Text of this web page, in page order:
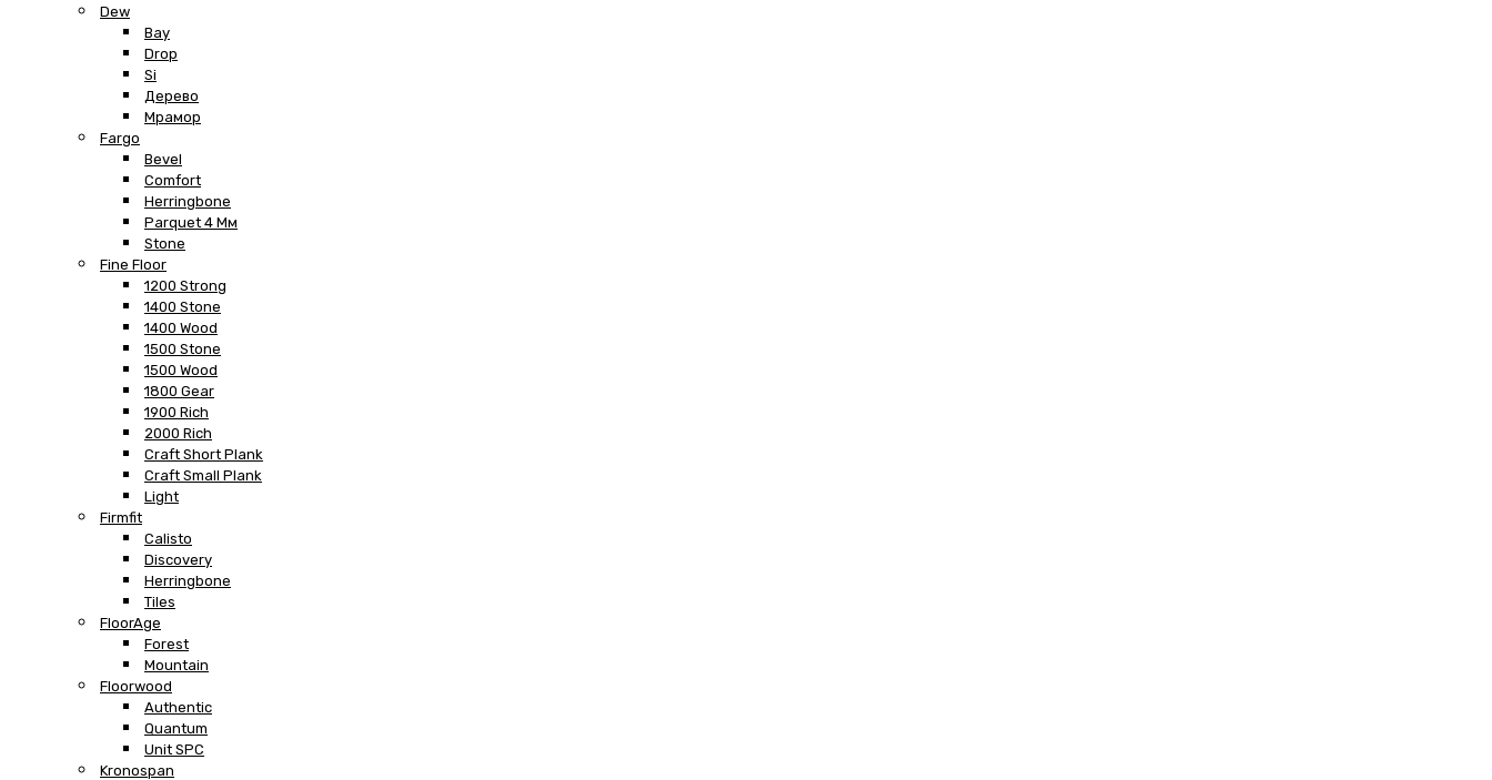
Dew
Bay
Drop
Si
Дерево
Мрамор
Fargo
Bevel
Comfort
Herringbone
Parquet 4 Мм
Stone
Fine Floor
1200 Strong
1400 Stone
1400 Wood
1500 Stone
1500 Wood
1800 Gear
1900 Rich
2000 Rich
Craft Short Plank
Craft Small Plank
Light
Firmfit
Calisto
Discovery
Herringbone
Tiles
FloorAge
Forest
Mountain
Floorwood
Authentic
Quantum
Unit SPC
Kronospan